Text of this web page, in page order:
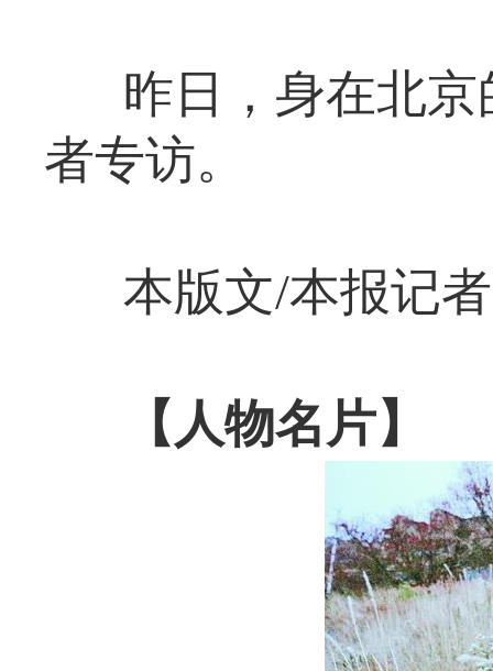
昨日，身在北
者专访。
本版文/本报记
【人物名片】